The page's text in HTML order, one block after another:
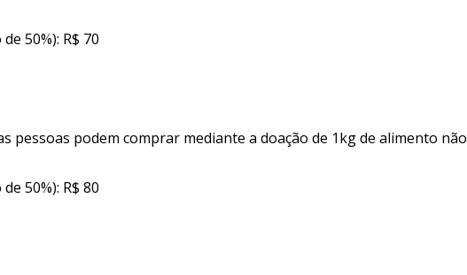
50%): R$ 70
pessoas podem comprar mediante a doação de 1kg de alimento não
50%): R$ 80